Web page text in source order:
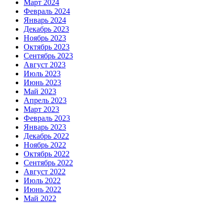
Март 2024
Февраль 2024
Январь 2024
Декабрь 2023
Ноябрь 2023
Октябрь 2023
Сентябрь 2023
Август 2023
Июль 2023
Июнь 2023
Май 2023
Апрель 2023
Март 2023
Февраль 2023
Январь 2023
Декабрь 2022
Ноябрь 2022
Октябрь 2022
Сентябрь 2022
Август 2022
Июль 2022
Июнь 2022
Май 2022